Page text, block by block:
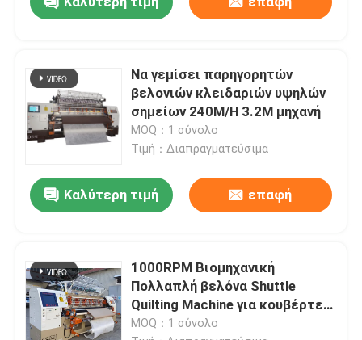
Να γεμίσει παρηγορητών
βελονιών κλειδαριών υψηλών
σημείων 240M/H 3.2M μηχανή
MOQ：1 σύνολο
Τιμή：Διαπραγματεύσιμα
Καλύτερη τιμή επαφή
1000RPM Βιομηχανική
Πολλαπλή βελόνα Shuttle
Quilting Machine για κουβέρτες
και ενδύματα
MOQ：1 σύνολο